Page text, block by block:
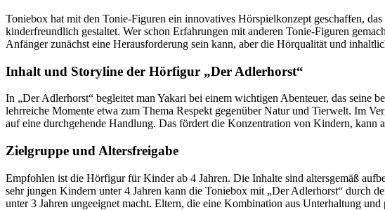
Toniebox hat mit den Tonie-Figuren ein innovatives Hörspielkonzept geschaffen,
kinderfreundlich gestaltet. Wer schon Erfahrungen mit anderen Tonie-Figuren
Anfänger zunächst eine Herausforderung sein kann, aber die Hörqualität und
Inhalt und Storyline der Hörfigur „Der Adlerhorst“
In „Der Adlerhorst“ begleitet man Yakari bei einem wichtigen Abenteuer, das seine
lehrreiche Momente etwa zum Thema Respekt gegenüber Natur und Tierwelt. Im
auf eine durchgehende Handlung. Das fördert die Konzentration von Kindern,
Zielgruppe und Altersfreigabe
Empfohlen ist die Hörfigur für Kinder ab 4 Jahren. Die Inhalte sind altersgemäß
sehr jungen Kindern unter 4 Jahren kann die Toniebox mit „Der Adlerhorst“ durch
unter 3 Jahren ungeeignet macht. Eltern, die eine Kombination aus Unterhaltung